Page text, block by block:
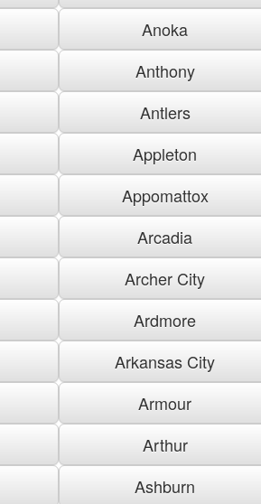
Anoka
Anthony
Antlers
Appleton
Appomattox
Arcadia
Archer City
Ardmore
Arkansas City
Armour
Arthur
Ashburn